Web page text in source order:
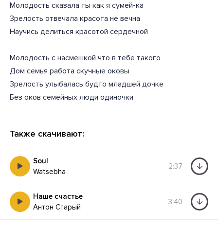
Молодость сказала ты как я сумей-ка
Зрелость отвечала красота не вечна
Научись делиться красотой сердечной
Молодость с насмешкой что в тебе такого
Дом семья работа скучные оковы
Зрелость улыбалась будто младшей дочке
Без оков семейных люди одиночки
Также скачивают:
Soul
Watsebha
2:37
Наше счастье
Антон Старый
3:40